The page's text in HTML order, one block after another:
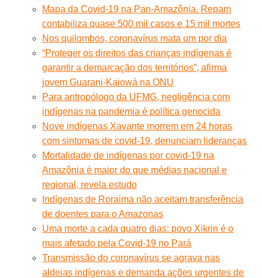
Mapa da Covid-19 na Pan-Amazônia. Repam
contabiliza quase 500 mil casos e 15 mil mortes
Nos quilombos, coronavírus mata um por dia
“Proteger os direitos das crianças indígenas é
garantir a demarcação dos territórios”, afirma
jovem Guarani-Kaiowá na ONU
Para antropólogo da UFMG, negligência com
indígenas na pandemia é política genocida
Nove indígenas Xavante morrem em 24 horas
com sintomas de covid-19, denunciam lideranças
Mortalidade de indígenas por covid-19 na
Amazônia é maior do que médias nacional e
regional, revela estudo
Indígenas de Roraima não aceitam transferência
de doentes para o Amazonas
Uma morte a cada quatro dias: povo Xikrin é o
mais afetado pela Covid-19 no Pará
Transmissão do coronavírus se agrava nas
aldeias indígenas e demanda ações urgentes de